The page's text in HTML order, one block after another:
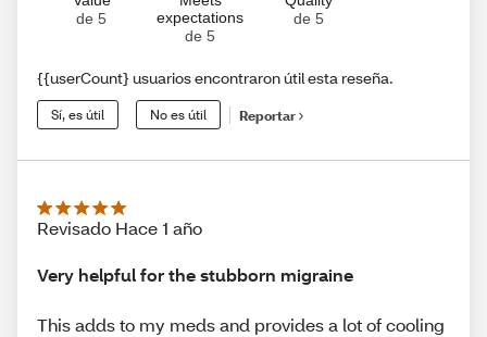
de 5
expectations
de 5
de 5
{{userCount} usuarios encontraron útil esta reseña.
Sí, es útil No es útil Reportar
Revisado Hace 1 año
Very helpful for the stubborn migraine
This adds to my meds and provides a lot of cooling